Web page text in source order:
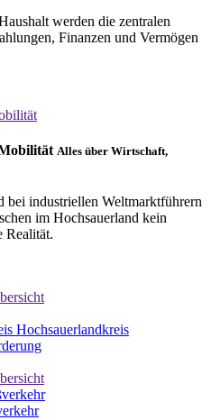
werden die zentralen
Finanzen und Vermögen
Alles über Wirtschaft,
bei industriellen Weltmarktführern
im Hochsauerland kein
Realität.
Hochsauerlandkreis